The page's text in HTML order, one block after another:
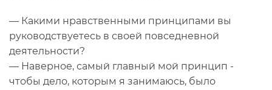
— Какими нравственными принципами вы
руководствуетесь в своей повседневной
деятельности?
— Наверное, самый главный мой принцип -
чтобы дело, которым я занимаюсь, было